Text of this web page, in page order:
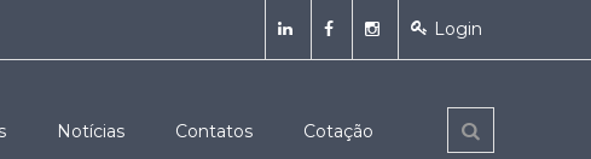
Login
Notícias Contatos Cotação